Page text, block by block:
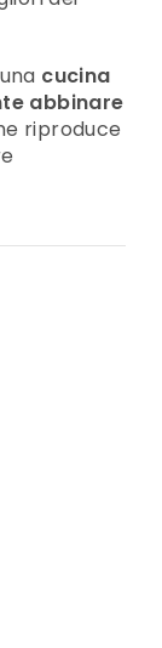
cucina
abbinare
riproduce